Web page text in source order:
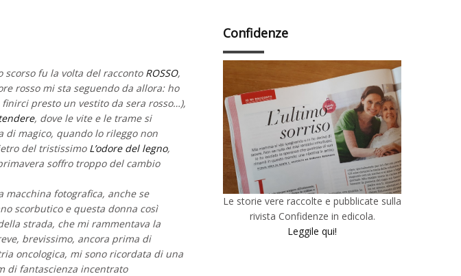
scorso fu la volta del racconto ROSSO,
rosso mi sta seguendo da allora: ho
presto un vestito da sera rosso…),
, dove le vite e le trame si
di magico, quando lo rileggo non
del tristissimo L’odore del legno,
soffro troppo del cambio
macchina fotografica, anche se
scorbutico e questa donna così
strada, che mi rammentava la
brevissimo, ancora prima di
oncologica, mi sono ricordata di una
di fantascienza incentrato
Confidenze
Le storie vere raccolte e pubblicate sulla
rivista Confidenze in edicola.
Leggile qui!